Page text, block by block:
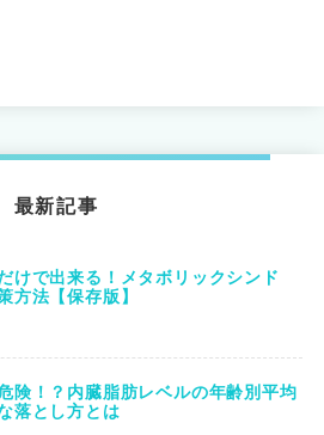
最新記事
けで出来る！メタボリックシンド
方法【保存版】
険！？内臓脂肪レベルの年齢別平均
落とし方とは